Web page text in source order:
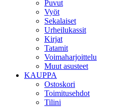
Puvut
Vyöt
Sekalaiset
Urheilukassit
Kirjat
Tatamit
Voimaharjoittelu
Muut asusteet
KAUPPA
Ostoskori
Toimitusehdot
Tilini